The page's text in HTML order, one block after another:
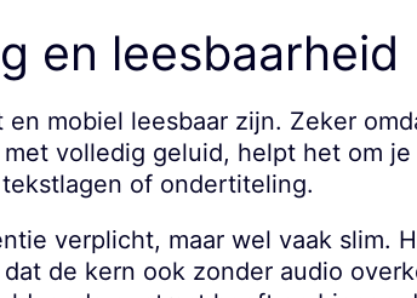
en leesbaarheid
mobiel leesbaar zijn. Zeker
volledig geluid, helpt het om je
of ondertiteling.
verplicht, maar wel vaak slim.
de kern ook zonder audio